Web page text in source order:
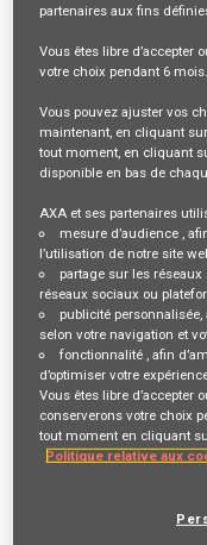
Recevez les futures
Se
Description du poste
VOTRE RÔLE
Vous avez unefibre
challenge à la hauteur
de développer une
personnalisées à vos
Rejoignez-nous pour
! Ce
partenaires aux fins
Vous êtes libre d’accepter
votre choix pendant 6 mois.
Vous pouvez ajuster vos
maintenant, en cliquant
tout moment, en cliquant
disponible en bas de
AXA et ses partenaires
mesure d’audience ,
l’utilisation de notre site
partage sur les réseaux
réseaux sociaux ou
publicité personnalisée,
selon votre navigation et
fonctionnalité , afin
d’optimiser votre
Vous êtes libre d’accepter
conserverons votre choix
tout moment en cliquant
Politique relative aux